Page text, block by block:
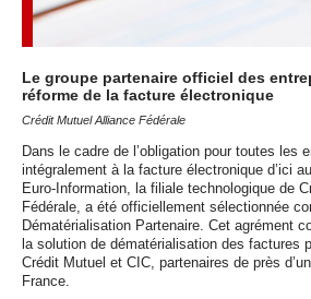
Le groupe partenaire officiel des
réforme de la facture électronique
Crédit Mutuel Alliance Fédérale
Dans le cadre de l’obligation pour toutes les
intégralement à la facture électronique d’ici
Euro-Information, la filiale technologique de
Fédérale, a été officiellement sélectionnée
Dématérialisation Partenaire. Cet agrément
la solution de dématérialisation des factures
Crédit Mutuel et CIC, partenaires de près
France.